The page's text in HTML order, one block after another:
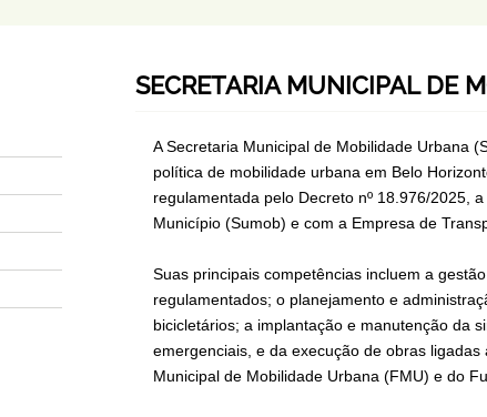
SECRETARIA MUNICIPAL DE
A Secretaria Municipal de Mobilidade Urbana
política de mobilidade urbana em Belo
regulamentada pelo Decreto nº 18.976/2025,
Município (Sumob) e com a Empresa de
Suas principais competências incluem a
regulamentados; o planejamento e
bicicletários; a implantação e manutenção da
emergenciais, e da execução de obras
Municipal de Mobilidade Urbana (FMU) e do